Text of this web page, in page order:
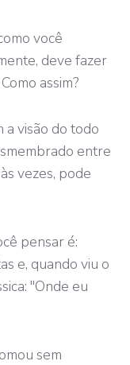
você
deve fazer
assim?
a visão do todo
entre
vezes, pode
pensar é:
e, quando viu o
"Onde eu
sem